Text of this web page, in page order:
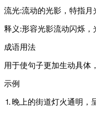
流光:流动的光影，特指月
释义:形容光影流动闪烁，
成语用法
用于使句子更加生动具体
示例
⒈晚上的街道灯火通明，